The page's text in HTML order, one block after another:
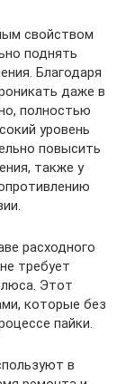
свойством
поднять
Благодаря
даже в
полностью
уровень
повысить
также у
расходного
требует
Этот
которые без
пайки.
в